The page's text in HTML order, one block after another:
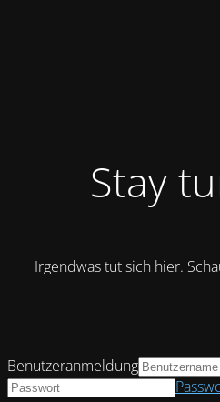
Stay
Irgendwas tut sich hier.
Benutzeranmeldung